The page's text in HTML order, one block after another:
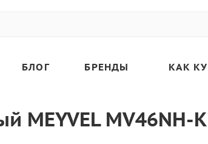
БЛОГ БРЕНДЫ КАК
MEYVEL